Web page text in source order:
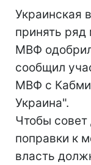
Украинская
принять ряд
МВФ
сообщил
МВФ с
Украина".
Чтобы
поправки к
власть